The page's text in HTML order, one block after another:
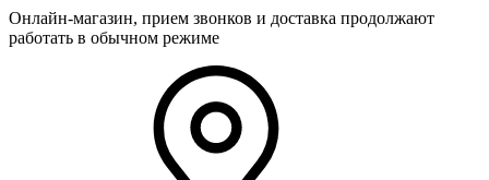
Онлайн-магазин, прием звонков и доставка продолжают
работать в обычном режиме